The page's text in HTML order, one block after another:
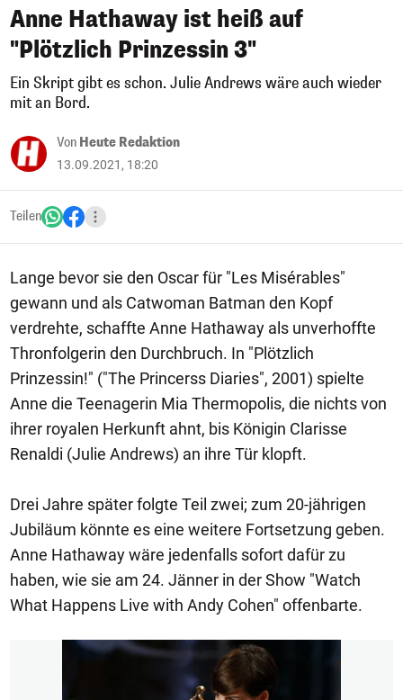
Anne Hathaway ist heiß auf
"Plötzlich Prinzessin 3"
Ein Skript gibt es schon. Julie Andrews wäre auch wieder
mit an Bord.
Von Heute Redaktion
13.09.2021, 18:20
Teilen
Lange bevor sie den Oscar für "Les Misérables"
gewann und als Catwoman Batman den Kopf
verdrehte, schaffte Anne Hathaway als unverhoffte
Thronfolgerin den Durchbruch. In "Plötzlich
Prinzessin!" ("The Princerss Diaries", 2001) spielte
Anne die Teenagerin Mia Thermopolis, die nichts von
ihrer royalen Herkunft ahnt, bis Königin Clarisse
Renaldi (Julie Andrews) an ihre Tür klopft.
Drei Jahre später folgte Teil zwei; zum 20-jährigen
Jubiläum könnte es eine weitere Fortsetzung geben.
Anne Hathaway wäre jedenfalls sofort dafür zu
haben, wie sie am 24. Jänner in der Show "Watch
What Happens Live with Andy Cohen" offenbarte.
1/10